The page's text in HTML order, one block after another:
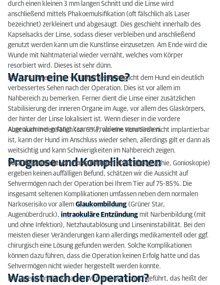
durch einen kleinen 3 mm langen Schnitt und die Linse wird
anschließend mittels Phakoemulsifikation (oft fälschlich als Laser
bezeichnet) zerkleinert und abgesaugt. Dies geschieht innerhalb des
Kapselsacks der Linse, sodass dieser verbleiben und anschließend
genutzt werden kann um die Kunstlinse einzusetzen. Am Ende wird die
Wunde mit Nahtmaterial wieder vernäht, welches vom Körper
resorbiert wird. Dieses ist sehr dünn.
Warum eine Kunstlinse?
Die Kunstlinse mit ca. +41 Dioptrien ermöglicht dem Hund ein deutlich
verbessertes Sehen nach der Operation. Dies ist vor allem im
Nahbereich zu bemerken. Ferner dient die Linse einer zusätzlichen
Stabilisierung der inneren Organe im Auge, vor allem des Glaskörpers,
der hinter der Linse lokalisiert ist. Wenn dieser in die vordere
Augenkammer gelangt kann er Probleme verursachen.
Aber auch in den Fällen (ca. 5 %), wo eine Kunstlinse nicht implantierbar
ist, kann der Hund im Anschluss wieder sehen, allerdings gilt er dann als
weitsichtig und kann Schwierigkeiten im Nahbereich zeigen.
Prognose und Komplikationen
Die Erfolgsrate ist von vielen Faktoren abhängig.
Vorausgesetzt die Voruntersuchungen (ERG, Sonographie, Gonioskopie)
ergeben keinen auffälligen Befund, schätzen wir die Aussicht auf
Sehvermögen nach der Operation bei Ihrem Tier auf 75-85 %. Die
insgesamt seltenen Komplikationen umfassen neben dem normalen
Narkoserisiko vor allem Glaukombildung (Grüner Star,
Augenüberdruck), intraokuläre Entzündung mit Narbenbildung (mit
und ohne Infektion), Netzhautablösung und Linseninstabilität. Bei den
meisten dieser Veränderungen kann allerdings medikamentell oder ggf.
chirurgisch eine Lösung gefunden werden. Solche Komplikationen
können dazu führen, dass die Operation keinen Erfolg hatte und das
Sehvermögen nicht wieder hergestellt werden konnte.
Was ist nach der Operation?
Die Operation der Katarakt wird ambulant durchgeführt, das heißt der